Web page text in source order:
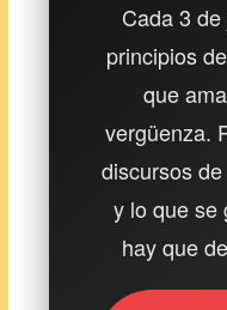
Cada 3
principios
que
vergüenza.
discursos
y lo que se
hay que